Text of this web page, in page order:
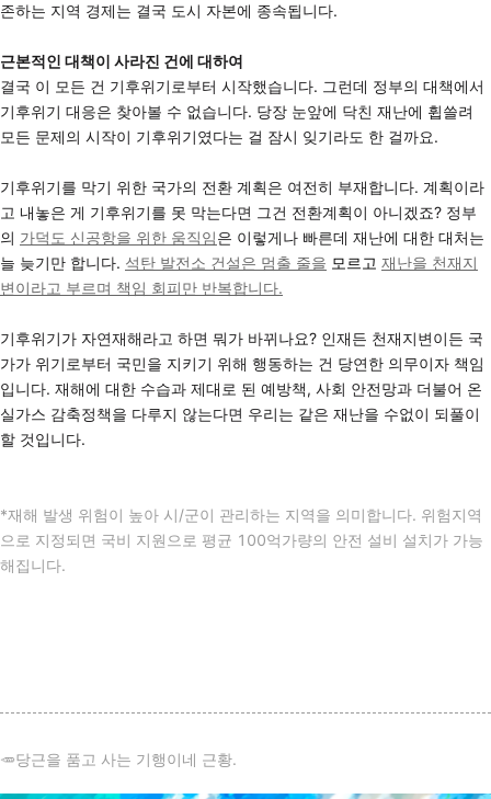
존하는 지역 경제는 결국 도시 자본에 종속됩니다.
근본적인 대책이 사라진 건에 대하여
결국 이 모든 건 기후위기로부터 시작했습니다. 그런데 정부의 대책에서
기후위기 대응은 찾아볼 수 없습니다. 당장 눈앞에 닥친 재난에 휩쓸려
모든 문제의 시작이 기후위기였다는 걸 잠시 잊기라도 한 걸까요.
기후위기를 막기 위한 국가의 전환 계획은 여전히 부재합니다. 계획이라
고 내놓은 게 기후위기를 못 막는다면 그건 전환계획이 아니겠죠? 정부
의 가덕도 신공항을 위한 움직임은 이렇게나 빠른데 재난에 대한 대처는
늘 늦기만 합니다. 석탄 발전소 건설은 멈출 줄을 모르고 재난을 천재지
변이라고 부르며 책임 회피만 반복합니다.
기후위기가 자연재해라고 하면 뭐가 바뀌나요? 인재든 천재지변이든 국
가가 위기로부터 국민을 지키기 위해 행동하는 건 당연한 의무이자 책임
입니다. 재해에 대한 수습과 제대로 된 예방책, 사회 안전망과 더불어 온
실가스 감축정책을 다루지 않는다면 우리는 같은 재난을 수없이 되풀이
할 것입니다.
*재해 발생 위험이 높아 시/군이 관리하는 지역을 의미합니다. 위험지역
으로 지정되면 국비 지원으로 평균 100억가량의 안전 설비 설치가 가능
해집니다.
🥕당근을 품고 사는 기행이네 근황.